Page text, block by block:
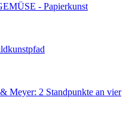
- Papierkunst
Meyer: 2 Standpunkte an vier